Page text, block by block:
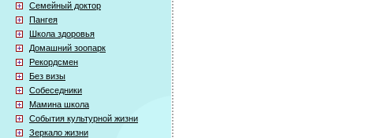
Семейный доктор
Пангея
Школа здоровья
Домашний зоопарк
Рекордсмен
Без визы
Собеседники
Мамина школа
События культурной жизни
Зеркало жизни